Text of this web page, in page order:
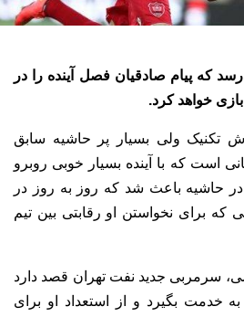
که پیام صادقیان فصل آینده را در
خواهد کرد.
تکنیک ولی بسیار پر حاشیه سابق
است که با آینده بسیار خوبی روبرو
حاشیه باعث شد که روز به روز در
که برای نخواستن او رقابتی بین تیم
سرمربی جدید نفت تهران قصد دارد
خدمت بگیرد و از استعداد او برای